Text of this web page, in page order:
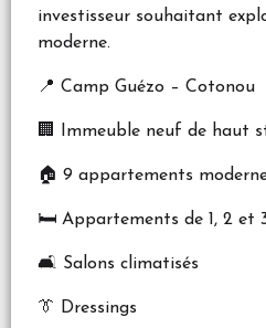
investisseur souhaitant
moderne.
📍 Camp Guézo – Cotonou
🏢 Immeuble neuf de haut
🏠 9 appartements
🛏️ Appartements de 1, 2 et
🛋️ Salons climatisés
👔 Dressings